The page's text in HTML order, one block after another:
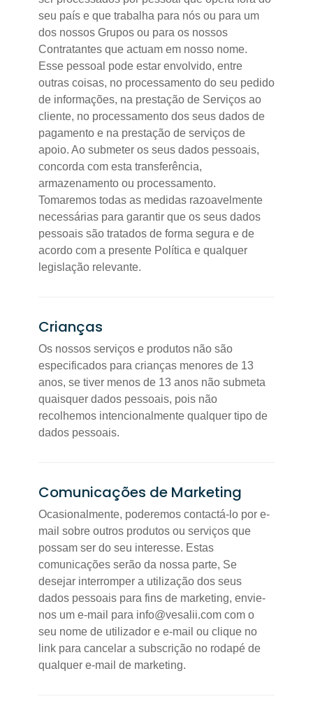
seu país e que trabalha para nós ou para um
dos nossos Grupos ou para os nossos
Contratantes que actuam em nosso nome.
Esse pessoal pode estar envolvido, entre
outras coisas, no processamento do seu pedido
de informações, na prestação de Serviços ao
cliente, no processamento dos seus dados de
pagamento e na prestação de serviços de
apoio. Ao submeter os seus dados pessoais,
concorda com esta transferência,
armazenamento ou processamento.
Tomaremos todas as medidas razoavelmente
necessárias para garantir que os seus dados
pessoais são tratados de forma segura e de
acordo com a presente Política e qualquer
legislação relevante.
Crianças
Os nossos serviços e produtos não são
especificados para crianças menores de 13
anos, se tiver menos de 13 anos não submeta
quaisquer dados pessoais, pois não
recolhemos intencionalmente qualquer tipo de
dados pessoais.
Comunicações de Marketing
Ocasionalmente, poderemos contactá-lo por e-
mail sobre outros produtos ou serviços que
possam ser do seu interesse. Estas
comunicações serão da nossa parte, Se
desejar interromper a utilização dos seus
dados pessoais para fins de marketing, envie-
nos um e-mail para info@vesalii.com com o
seu nome de utilizador e e-mail ou clique no
link para cancelar a subscrição no rodapé de
qualquer e-mail de marketing.